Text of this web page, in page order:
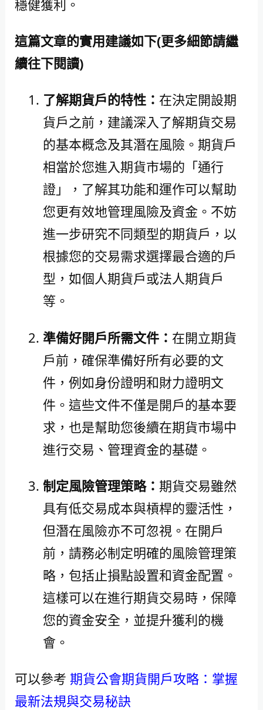
穩健獲利。
這篇文章的實用建議如下(更多細節請繼
續往下閱讀)
了解期貨戶的特性： 在決定開設期
貨戶之前，建議深入了解期貨交易
的基本概念及其潛在風險。期貨戶
相當於您進入期貨市場的「通行
證」，了解其功能和運作可以幫助
您更有效地管理風險及資金。不妨
進一步研究不同類型的期貨戶，以
根據您的交易需求選擇最合適的戶
型，如個人期貨戶或法人期貨戶
等。
準備好開戶所需文件： 在開立期貨
戶前，確保準備好所有必要的文
件，例如身份證明和財力證明文
件。這些文件不僅是開戶的基本要
求，也是幫助您後續在期貨市場中
進行交易、管理資金的基礎。
制定風險管理策略： 期貨交易雖然
具有低交易成本與槓桿的靈活性，
但潛在風險亦不可忽視。在開戶
前，請務必制定明確的風險管理策
略，包括止損點設置和資金配置。
這樣可以在進行期貨交易時，保障
您的資金安全，並提升獲利的機
會。
可以參考 期貨公會期貨開戶攻略：掌握
最新法規與交易秘訣